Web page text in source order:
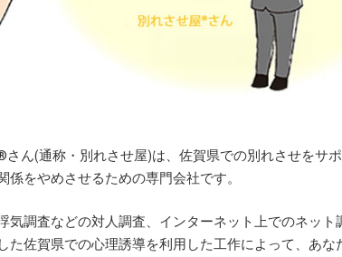
さん(通称・別れさせ屋)は、佐賀県での別れさせをサ
係をやめさせるための専門会社です。
気調査などの対人調査、インターネット上でのネット
た佐賀県での心理誘導を利用した工作によって、あな